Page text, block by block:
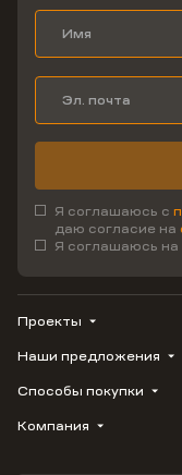
Я соглашаюсь с
даю согласие на
Я соглашаюсь на
Проекты
ВЕРН
1799
Наши предложения
Купить квартиру
Студию
Способы покупки
Трейд-ин
Компания